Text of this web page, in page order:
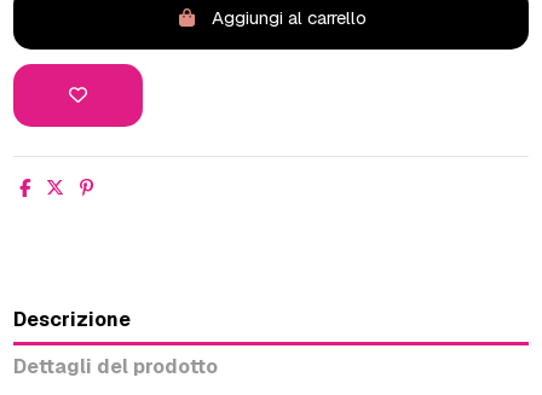
Aggiungi al carrello
Descrizione
Dettagli del prodotto